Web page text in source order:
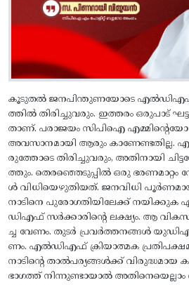
കൂടുതൽ ജനപിന്തുണയോടെ എൽഡിഎഫ്
ത്തിൽ തിരിച്ചുവരും. ഇത്തരം ഒരുപാട്
താണ്. പരാജയം സിപിഐ
അവസാനമായി ആരും
രുത്തോടെ തിരിച്ചുവരും, അതിനായി
ത്തും. തെരഞ്ഞെടുപ്പിൽ ഒരു
ൾ വിധിയെഴുതിയത്. ജനവിധി
നാടിനെ പുരോ​ഗതിയിലേക്ക്
ഡിഎഫ് സർക്കാരിന്റെ ലക്ഷ്യം. ആ
ച്ച വേണം. തുടർ പ്രവർത്തനങ്ങൾ
ണം. എൽഡിഎഫ് ക്രിയാത്മക
നാടിന്റെ താൽപര്യങ്ങൾക്ക് വിരുദ്ധമായ
ഭാ​ഗത്ത് നിന്നുണ്ടായാൽ